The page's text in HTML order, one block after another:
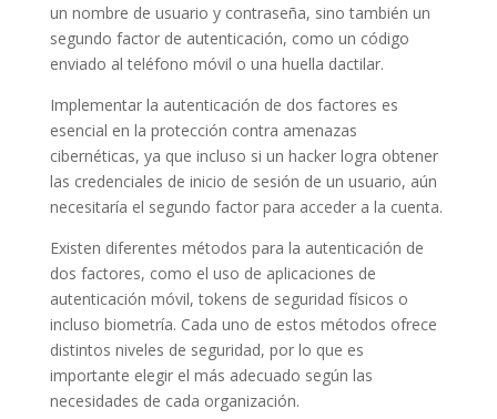
un nombre de usuario y contraseña, sino también un
segundo factor de autenticación, como un código
enviado al teléfono móvil o una huella dactilar.
Implementar la autenticación de dos factores es
esencial en la protección contra amenazas
cibernéticas, ya que incluso si un hacker logra obtener
las credenciales de inicio de sesión de un usuario, aún
necesitaría el segundo factor para acceder a la cuenta.
Existen diferentes métodos para la autenticación de
dos factores, como el uso de aplicaciones de
autenticación móvil, tokens de seguridad físicos o
incluso biometría. Cada uno de estos métodos ofrece
distintos niveles de seguridad, por lo que es
importante elegir el más adecuado según las
necesidades de cada organización.